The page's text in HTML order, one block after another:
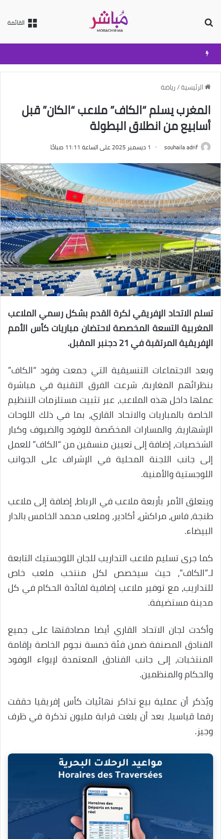
القائمة
الرئيسية/رياضة
المغرب يسلم “الكاف” ملاعب “الكان” قبل
أسابيع من انطلاق البطولة
souhaila adrif 1 ديسمبر 2025 على الساعة 11:11 صباحًا
تسلم الاتحاد الإفريقي لكرة القدم بشكل رسمي الملاعب
المغربية التسعة المخصصة لاحتضان مباريات كأس الأمم
الإفريقية المرتقبة في 21 دجنبر المقبل.
وبعد الاجتماعات التنسيقية التي جمعت وفود “الكاف”
بنظرائهم المغاربة، شرعت الفرق التقنية في مباشرة
عملها داخل هذه الملاعب، عبر تثبيت مستلزمات التنظيم
الخاصة بالمباريات والاتحاد القاري، بما في ذلك اللوحات
الإشهارية، والمسارات المخصّصة للوفود والضيوف وكبار
الشخصيات، إضافة إلى تعيين منسقين من “الكاف” للعمل
إلى جانب اللجنة المحلية في الإشراف على الجوانب
اللوجستية والأمنية.
ويتعلق الأمر بأربعة ملاعب في الرباط، إضافة إلى ملاعب
طنجة، فاس، مراكش، أكادير، وملعب محمد الخامس بالدار
البيضاء.
كما جرى تسليم ملاعب التداريب للجان اللوجستيك التابعة
لـ”الكاف”، حيث سيخصص لكل منتخب ملعب خاص
للتداريب، مع توفير ملاعب إضافية لفائدة الحكام في كل
مدينة مستضيفة.
وأكدت لجان الاتحاد القاري أيضا مصادقتها على جميع
الفنادق المصنفة ضمن فئة خمسة نجوم الخاصة بإقامة
المنتخبات، إلى جانب الفنادق المعتمدة لإيواء الوفود
والحكام والمنظمين.
ويُذكر أن عملية بيع تذاكر نهائيات كأس إفريقيا حققت
رقما قياسيا، بعد أن بلغت قرابة مليون تذكرة في ظرف
وجيز.